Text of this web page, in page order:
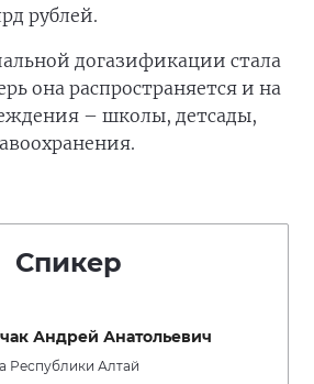
рублей.
догазификации стала
она распространяется и на
– школы, детсады,
Спикер
Андрей Анатольевич
Республики Алтай